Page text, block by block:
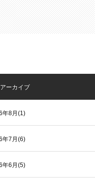
ーカイブ
年8月(1)
年7月(6)
年6月(5)